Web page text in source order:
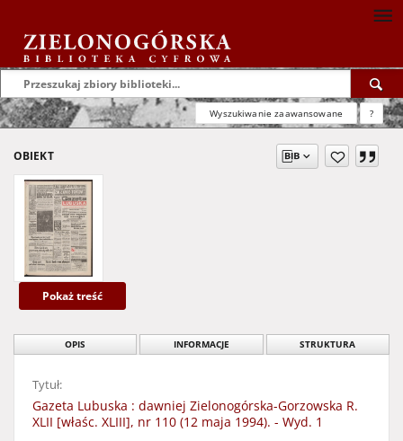
Wyszukiwanie zaawansowane ?
OBIEKT
Pokaż treść
OPIS INFORMACJE STRUKTURA
Tytuł:
Gazeta Lubuska : dawniej Zielonogórska-Gorzowska R.
XLII [właśc. XLIII], nr 110 (12 maja 1994). - Wyd. 1